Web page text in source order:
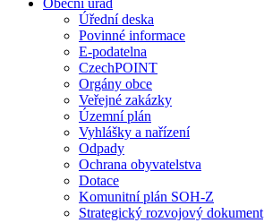
Obecní úřad
Úřední deska
Povinné informace
E-podatelna
CzechPOINT
Orgány obce
Veřejné zakázky
Územní plán
Vyhlášky a nařízení
Odpady
Ochrana obyvatelstva
Dotace
Komunitní plán SOH-Z
Strategický rozvojový dokument